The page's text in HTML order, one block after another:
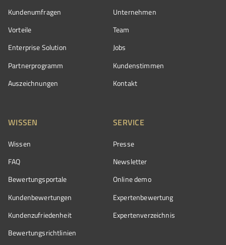
Kundenumfragen
Vorteile
Enterprise Solution
Partnerprogramm
Auszeichnungen
Unternehmen
Team
Jobs
Kundenstimmen
Kontakt
WISSEN
Wissen
FAQ
Bewertungsportale
Kundenbewertungen
Kundenzufriedenheit
Bewertungs­richtlinien
SERVICE
Presse
Newsletter
Online demo
Expertenbewertung
Expertenverzeichnis